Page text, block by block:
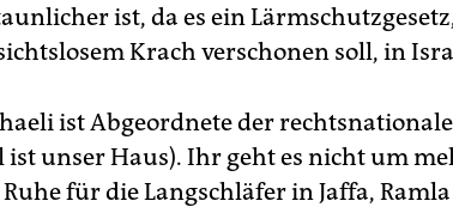
ist, da es ein
Krach verschonen soll, in
ist Abgeordnete der
ist unser Haus). Ihr geht es nicht um
für die Langschläfer in Jaffa,